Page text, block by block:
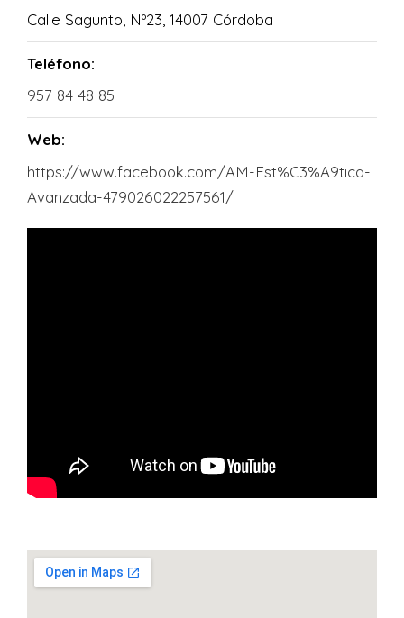
Calle Sagunto, Nº23, 14007 Córdoba
Teléfono:
957 84 48 85
Web:
https://www.facebook.com/AM-Est%C3%A9tica-
Avanzada-479026022257561/